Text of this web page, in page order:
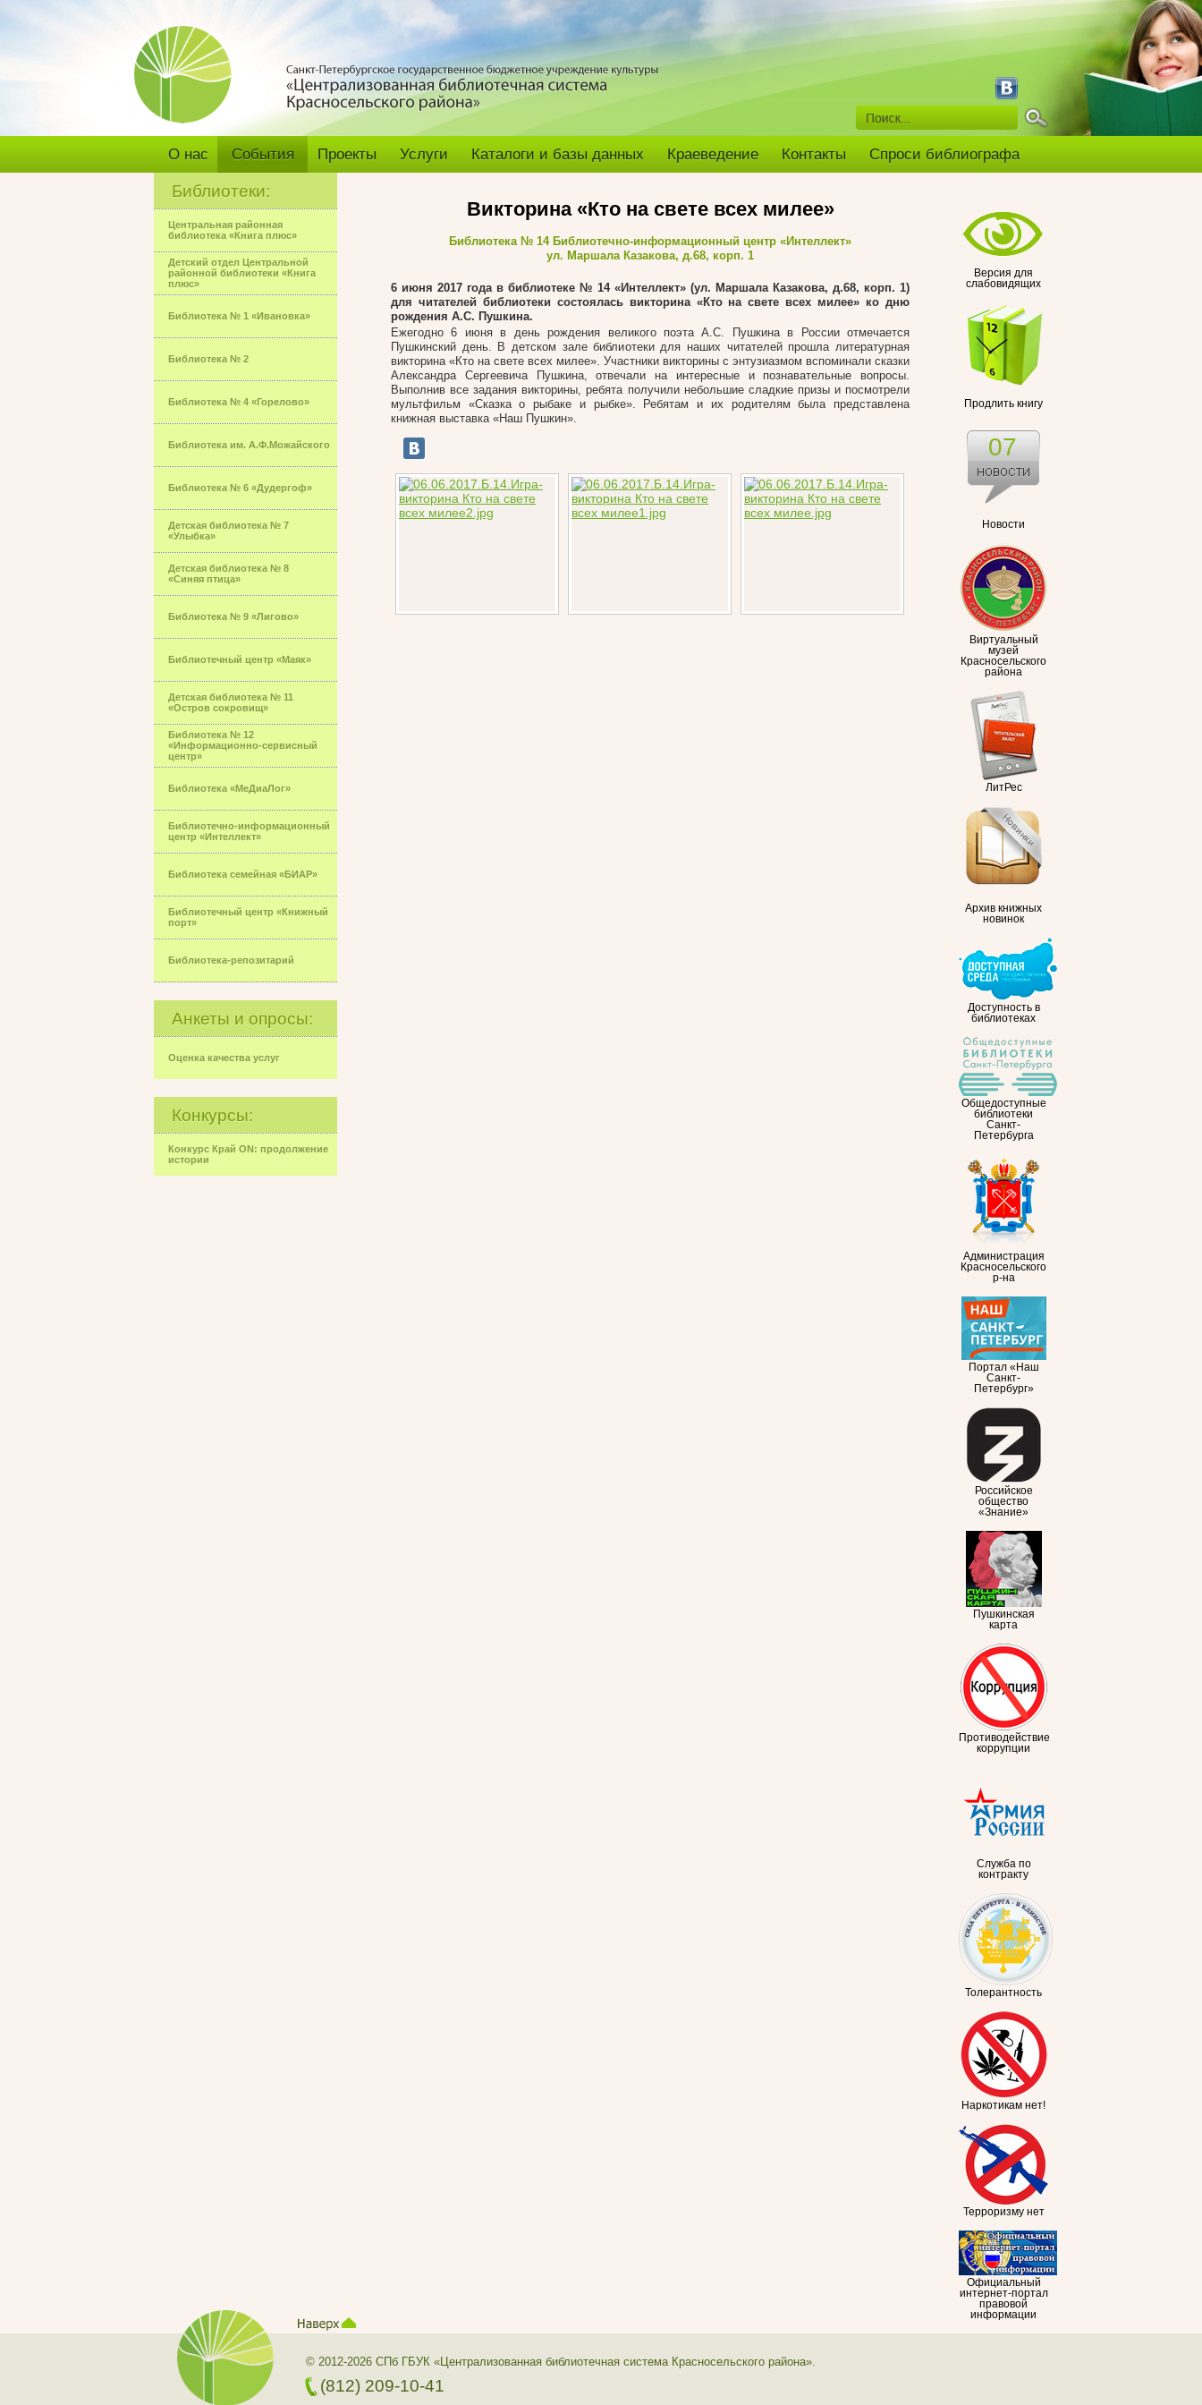
О нас События Проекты Услуги Каталоги и базы данных Краеведение Контакты Спроси библиографа
Библиотеки:
Центральная районная
библиотека «Книга плюс»
Детский отдел Центральной
районной библиотеки «Книга
плюс»
Библиотека № 1 «Ивановка»
Библиотека № 2
Библиотека № 4 «Горелово»
Библиотека им. А.Ф.Можайского
Библиотека № 6 «Дудергоф»
Детская библиотека № 7
«Улыбка»
Детская библиотека № 8
«Синяя птица»
Библиотека № 9 «Лигово»
Библиотечный центр «Маяк»
Детская библиотека № 11
«Остров сокровищ»
Библиотека № 12
«Информационно-сервисный
центр»
Библиотека «МеДиаЛог»
Библиотечно-информационный
центр «Интеллект»
Библиотека семейная «БИАР»
Библиотечный центр «Книжный
порт»
Библиотека-репозитарий
Анкеты и опросы:
Оценка качества услуг
Конкурсы:
Конкурс Край ON: продолжение
истории
Версия для
слабовидящих
Продлить книгу
Новости
07
Виртуальный
музей
Красносельского
района
ЛитРес
Архив книжных
новинок
Доступность в
библиотеках
Общедоступные
библиотеки
Санкт-
Петербурга
Администрация
Красносельского
р-на
Портал «Наш
Санкт-
Петербург»
Российское
общество
«Знание»
Пушкинская
карта
Противодействие
коррупции
Служба по
контракту
Толерантность
Наркотикам нет!
Терроризму нет
Официальный
интернет-портал
правовой
информации
Викторина «Кто на свете всех милее»
Библиотека № 14 Библиотечно-информационный центр «Интеллект»
ул. Маршала Казакова, д.68, корп. 1
6 июня 2017 годав библиотеке № 14 «Интеллект» (ул. Маршала Казакова, д.68, корп. 1)
для читателей библиотеки состоялась викторина «Кто на свете всех милее» ко дню
рождения А.С. Пушкина.
Ежегодно 6 июня в день рождения великого поэта А.С. Пушкина в России отмечается
Пушкинский день. В детском зале библиотеки для наших читателей прошла литературная
викторина «Кто на свете всех милее». Участники викторины с энтузиазмом вспоминали сказки
Александра Сергеевича Пушкина, отвечали на интересные и познавательные вопросы.
Выполнив все задания викторины, ребята получили небольшие сладкие призы и посмотрели
мультфильм «Сказка о рыбаке и рыбке». Ребятам и их родителям была представлена
книжная выставка «Наш Пушкин».
© 2012-2026 СПб ГБУК «Централизованная библиотечная система Красносельского района».
(812) 209-10-41